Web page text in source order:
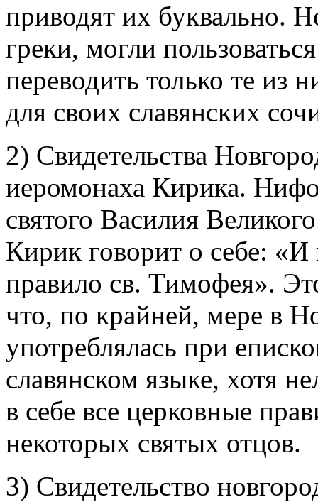
приводят их буквально.
греки, могли
переводить только те из
для своих славянских
2) Свидетельства
иеромонаха Кирика.
святого Василия
Кирик говорит о себе:
правило св. Тимофея».
что, по крайней, мере в
употреблялась при
славянском языке, хотя
в себе все церковные
некоторых святых отцов.
3) Свидетельство